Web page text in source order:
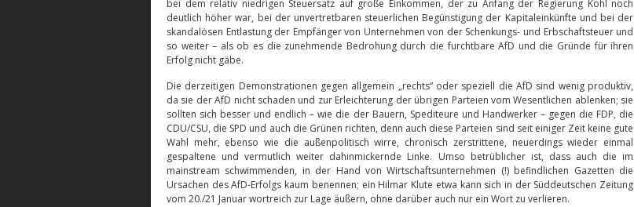
bei dem relativ niedrigen Steuersatz auf große Einkommen, der zu Anfang der Regierung Kohl noch
deutlich höher war, bei der unvertretbaren steuerlichen Begünstigung der Kapitaleinkünfte und bei der
skandalösen Entlastung der Empfänger von Unternehmen von der Schenkungs- und Erbschaftsteuer und
so weiter – als ob es die zunehmende Bedrohung durch die furchtbare AfD und die Gründe für ihren
Erfolg nicht gäbe.
Die derzeitigen Demonstrationen gegen allgemein „rechts“ oder speziell die AfD sind wenig produktiv,
da sie der AfD nicht schaden und zur Erleichterung der übrigen Parteien vom Wesentlichen ablenken; sie
sollten sich besser und endlich – wie die der Bauern, Spediteure und Handwerker – gegen die FDP, die
CDU/CSU, die SPD und auch die Grünen richten, denn auch diese Parteien sind seit einiger Zeit keine gute
Wahl mehr, ebenso wie die außenpolitisch wirre, chronisch zerstrittene, neuerdings wieder einmal
gespaltene und vermutlich weiter dahinmickernde Linke. Umso betrüblicher ist, dass auch die im
mainstream schwimmenden, in der Hand von Wirtschaftsunternehmen (!) befindlichen Gazetten die
Ursachen des AfD-Erfolgs kaum benennen; ein Hilmar Klute etwa kann sich in der Süddeutschen Zeitung
vom 20./21 Januar wortreich zur Lage äußern, ohne darüber auch nur ein Wort zu verlieren.